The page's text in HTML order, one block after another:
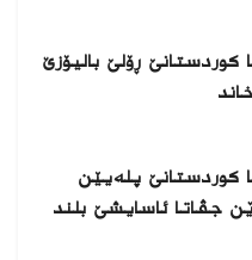
ڕۆلێ بالیۆزێ
کوردستانێ پلەیێن
جڤاتا ئاسایشێ بلند